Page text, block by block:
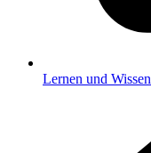
Lernen und Wissen